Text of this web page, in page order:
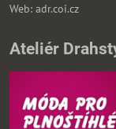
Web: adr.coi.cz
Ateliér